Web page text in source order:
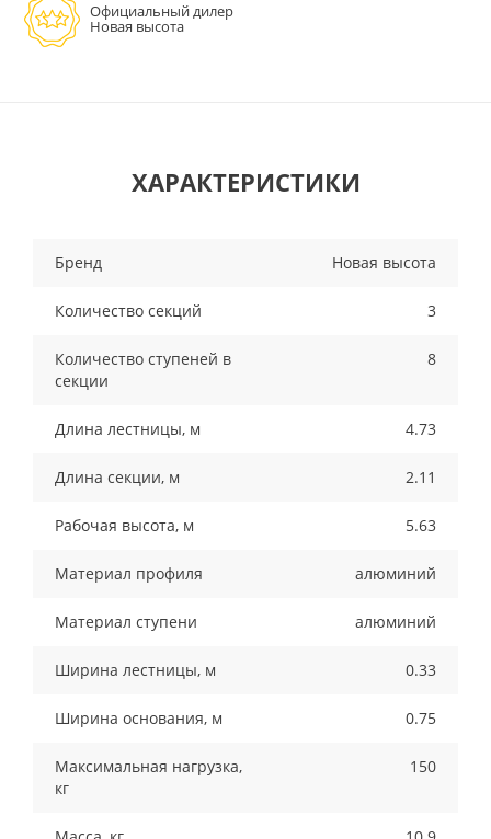
Официальный дилер
Новая высота
ХАРАКТЕРИСТИКИ
Бренд Новая высота
Количество секций 3
Количество ступеней в
секции
8
Длина лестницы, м 4.73
Длина секции, м 2.11
Рабочая высота, м 5.63
Материал профиля алюминий
Материал ступени алюминий
Ширина лестницы, м 0.33
Ширина основания, м 0.75
Максимальная нагрузка,
кг
150